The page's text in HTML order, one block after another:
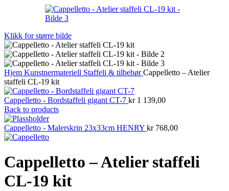
Klikk for større bilde
Hjem Kunstnermateriell Staffeli & tilbehørCappelletto – Atelier
staffeli CL-19 kit
Cappelletto - Bordstaffeli gigant CT-7 kr1 139,00
Back to products
Cappelletto - Malerskrin 23x33cm HENRY kr768,00
Cappelletto – Atelier staffeli
CL-19 kit